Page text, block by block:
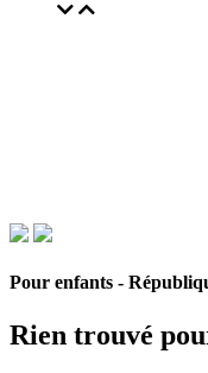
Pour enfants -
Rien trouvé